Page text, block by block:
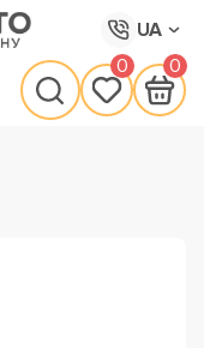
UA
0 0